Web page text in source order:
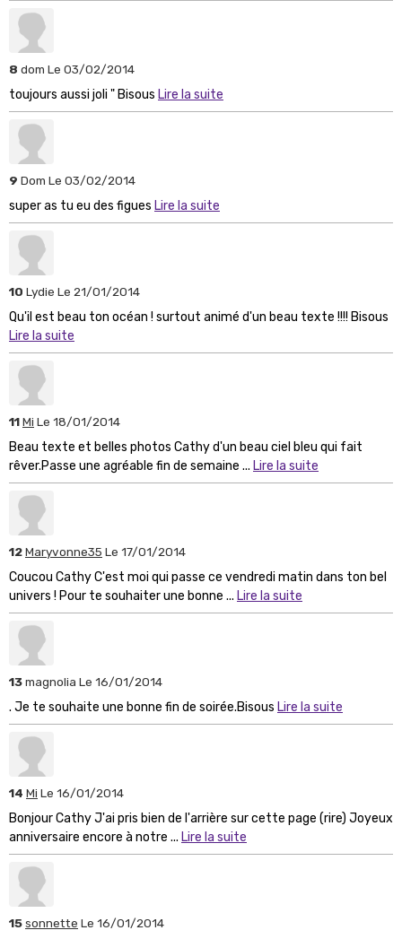
8 dom Le 03/02/2014
toujours aussi joli " Bisous Lire la suite
9 Dom Le 03/02/2014
super as tu eu des figues Lire la suite
10 Lydie Le 21/01/2014
Qu'il est beau ton océan ! surtout animé d'un beau texte !!!! Bisous
Lire la suite
11Mi Le 18/01/2014
Beau texte et belles photos Cathy d'un beau ciel bleu qui fait
rêver.Passe une agréable fin de semaine ... Lire la suite
12Maryvonne35 Le 17/01/2014
Coucou Cathy C'est moi qui passe ce vendredi matin dans ton bel
univers ! Pour te souhaiter une bonne ... Lire la suite
13magnolia Le 16/01/2014
. Je te souhaite une bonne fin de soirée.Bisous Lire la suite
14 Mi Le 16/01/2014
Bonjour Cathy J'ai pris bien de l'arrière sur cette page (rire) Joyeux
anniversaire encore à notre ... Lire la suite
15sonnette Le 16/01/2014